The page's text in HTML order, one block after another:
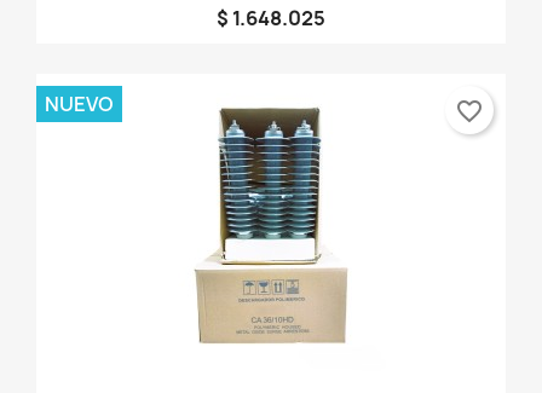
$ 1.648.025
NUEVO favorite_border